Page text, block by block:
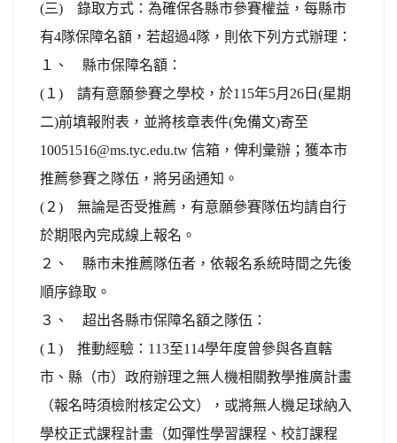
(三) 錄取方式：為確保各縣市參賽權益，每縣市
有4隊保障名額，若超過4隊，則依下列方式辦理：
１、 縣市保障名額：
(１) 請有意願參賽之學校，於115年5月26日(星期
二)前填報附表，並將核章表件(免備文)寄至
10051516@ms.tyc.edu.tw 信箱，俾利彙辦；獲本市
推薦參賽之隊伍，將另函通知。
(２) 無論是否受推薦，有意願參賽隊伍均請自行
於期限內完成線上報名。
２、 縣市未推薦隊伍者，依報名系統時間之先後
順序錄取。
３、 超出各縣市保障名額之隊伍：
(１) 推動經驗：113至114學年度曾參與各直轄
市、縣（市）政府辦理之無人機相關教學推廣計畫
（報名時須檢附核定公文），或將無人機足球納入
學校正式課程計畫（如彈性學習課程、校訂課程